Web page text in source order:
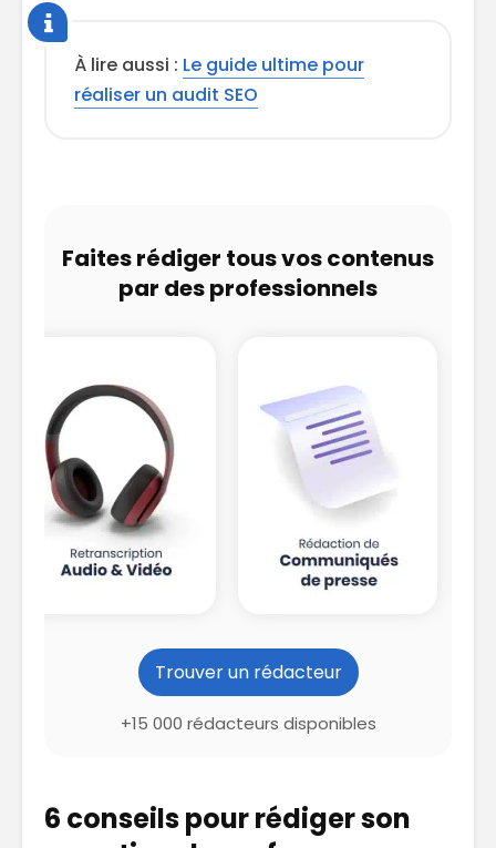
À lire aussi : Le guide ultime pour
réaliser un audit SEO
Faites rédiger tous vos contenus
par des professionnels
Trouver un rédacteur
+15 000 rédacteurs disponibles
6 conseils pour rédiger son